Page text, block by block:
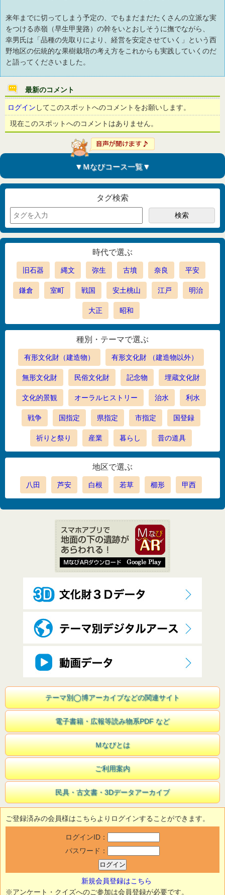
来年までに切ってしまう予定の、でもまだまだたくさんの立派な実
をつける赤嶺（早生甲斐路）の幹をいとおしそうに撫でながら、
幸男氏は「品種の先取りにより、経営を安定させていく」という西
野地区の伝統的な果樹栽培の考え方をこれからも実践していくのだ
と語ってくださいました。
最新のコメント
ログイン してこのスポットへのコメントをお願いします。
現在このスポットへのコメントはありません。
▼Ｍなびコース一覧▼
タグ検索
時代で選ぶ
旧石器 縄文 弥生 古墳 奈良 平安
鎌倉 室町 戦国 安土桃山 江戸 明治
大正 昭和
種別・テーマで選ぶ
有形文化財（建造物） 有形文化財 （建造物以外）
無形文化財 民俗文化財 記念物 埋蔵文化財
文化的景観 オーラルヒストリー 治水 利水
戦争 国指定 県指定 市指定 国登録
祈りと祭り 産業 暮らし 昔の道具
地区で選ぶ
八田 芦安 白根 若草 櫛形 甲西
テーマ別◯博アーカイブなどの関連サイト
電子書籍・広報等読み物系PDF など
Ｍなびとは
ご利用案内
民具・古文書・3Dデータアーカイブ
ご登録済みの会員様はこちらよりログインすることができます。
ログインID：
パスワード：
新規会員登録はこちら
※アンケート・クイズへのご参加は会員登録が必要です。